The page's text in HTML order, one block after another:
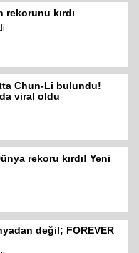
kırdı
Chun-Li bulundu!
viral oldu
rekoru kırdı! Yeni
değil; FOREVER